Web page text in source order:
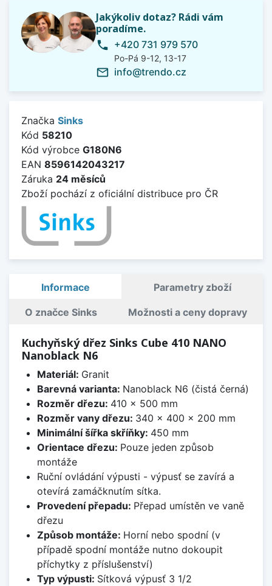
Jakýkoliv dotaz? Rádi vám
poradíme.
phone +420 731 979 570
Po-Pá 9-12, 13-17
mail_outline info@trendo.cz
Značka Sinks
Kód 58210
Kód výrobce G180N6
EAN 8596142043217
Záruka 24 měsíců
Zboží pochází z oficiální distribuce pro ČR
Informace Parametry zboží
O značce Sinks Možnosti a ceny dopravy
Kuchyňský dřez Sinks Cube 410 NANO
Nanoblack N6
Materiál: Granit
Barevná varianta: Nanoblack N6 (čistá černá)
Rozměr dřezu: 410 x 500 mm
Rozměr vany dřezu: 340 x 400 x 200 mm
Minimální šířka skříňky: 450 mm
Orientace dřezu: Pouze jeden způsob
montáže
Ruční ovládání výpusti - výpusť se zavírá a
otevírá zamáčknutím sítka.
Provedení přepadu: Přepad umístěn ve vaně
dřezu
Způsob montáže: Horní nebo spodní (v
případě spodní montáže nutno dokoupit
příchytky z příslušenství)
Typ výpusti: Sítková výpusť 3 1/2